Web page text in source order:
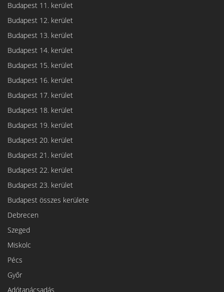
Budapest 11. kerület
Budapest 12. kerület
Budapest 13. kerület
Budapest 14. kerület
Budapest 15. kerület
Budapest 16. kerület
Budapest 17. kerület
Budapest 18. kerület
Budapest 19. kerület
Budapest 20. kerület
Budapest 21. kerület
Budapest 22. kerület
Budapest 23. kerület
Budapest összes kerülete
Debrecen
Szeged
Miskolc
Pécs
Győr
Adótanácsadás